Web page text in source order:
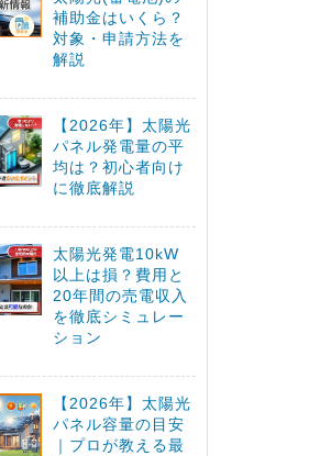
補助金はいくら？
対象・申請方法を
解説
【2026年】太陽光
パネル発電量の平
均は？初心者向け
に徹底解説
太陽光発電10kW
以上は損？費用と
20年間の売電収入
を徹底シミュレー
ション
【2026年】太陽光
パネル容量の目安
｜プロが教える最